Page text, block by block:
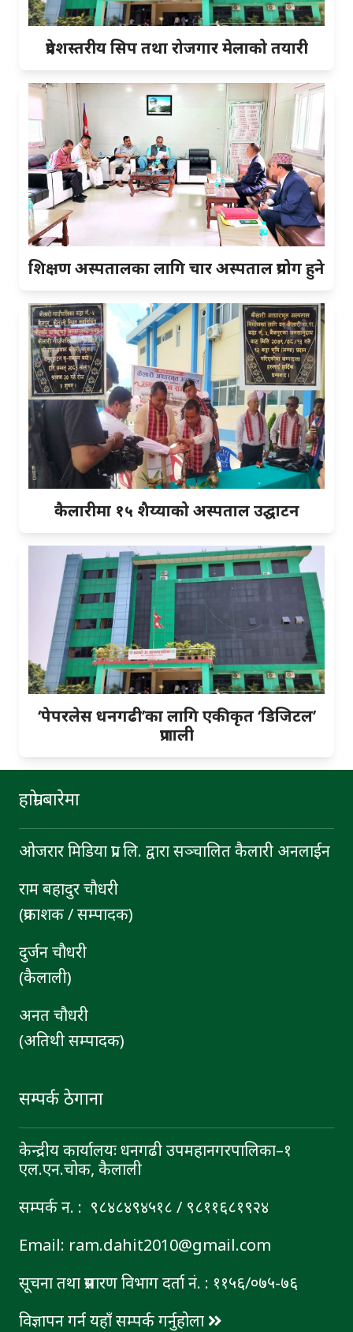
प्रदेशस्तरीय सिप तथा रोजगार मेलाको तयारी
शिक्षण अस्पतालका लागि चार अस्पताल प्रयोग हुने
कैलारीमा १५ शैय्याको अस्पताल उद्घाटन
‘पेपरलेस धनगढी’का लागि एकीकृत ‘डिजिटल’
प्रणाली
हाम्रो बारेमा
ओजरार मिडिया प्रा. लि. द्वारा सञ्चालित कैलारी अनलाईन
राम बहादुर चाैधरी
(प्रकाशक / सम्पादक)
दुर्जन चाैधरी
(कैलाली)
अनत चौधरी
(अतिथी सम्पादक)
सम्पर्क ठेगाना
केन्द्रीय कार्यालयः धनगढी उपमहानगरपालिका–१
एल.एन.चोक, कैलाली
सम्पर्क न. : ९८४८४९४५१८ / ९८११६८१९२४
Email: ram.dahit2010@gmail.com
सूचना तथा प्रसारण विभाग दर्ता नं. : ११५६/०७५-७६
विज्ञापन गर्न यहाँ सम्पर्क गर्नुहोला